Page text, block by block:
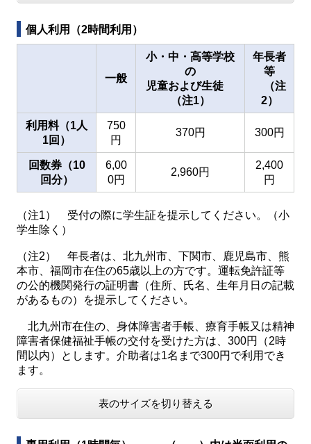
個人利用（2時間利用）
一般
小・中・高等学校
の
児童および生徒
（注1）
年長者
等
（注
2）
利用料（1人
1回）
750
円
370円 300円
回数券（10
回分）
6,00
0円
2,960円
2,400
円
（注1） 受付の際に学生証を提示してください。（小
学生除く）
（注2） 年長者は、北九州市、下関市、鹿児島市、熊
本市、福岡市在住の65歳以上の方です。運転免許証等
の公的機関発行の証明書（住所、氏名、生年月日の記載
があるもの）を提示してください。
北九州市在住の、身体障害者手帳、療育手帳又は精神
障害者保健福祉手帳の交付を受けた方は、300円（2時
間以内）とします。介助者は1名まで300円で利用でき
ます。
表のサイズを切り替える